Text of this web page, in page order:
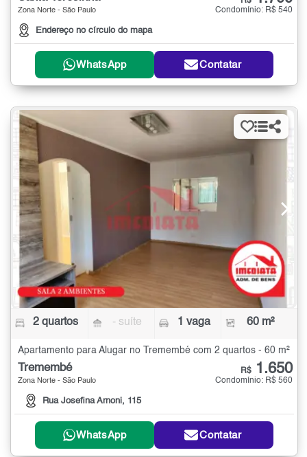
Zona Norte - São Paulo
Endereço no círculo do mapa
Condomínio: R$ 540
WhatsApp Contatar
2 quartos - suíte 1 vaga 60 m²
Apartamento para Alugar no Tremembé com 2 quartos - 60 m²
Tremembé
Zona Norte - São Paulo
Rua Josefina Arnoni, 115
R$ 1.650
Condomínio: R$ 560
WhatsApp Contatar